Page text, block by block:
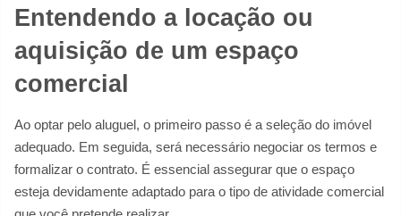
Entendendo a locação ou
aquisição de um espaço
comercial
Ao optar pelo aluguel, o primeiro passo é a seleção do imóvel
adequado. Em seguida, será necessário negociar os termos e
formalizar o contrato. É essencial assegurar que o espaço
esteja devidamente adaptado para o tipo de atividade comercial